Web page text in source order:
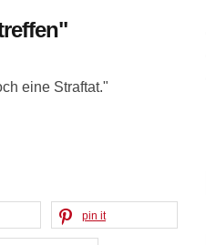
eine Straftat."
pin it